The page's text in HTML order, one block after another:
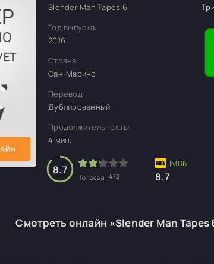
Slender Man Tapes 6
Год выпуска:
2016
Страна:
Сан-Марино
Перевод:
Дублированный
Продолжительность:
4 мин.
8.7
Голосов: 472 8.7
Смотреть онлайн «Slender Man Tapes